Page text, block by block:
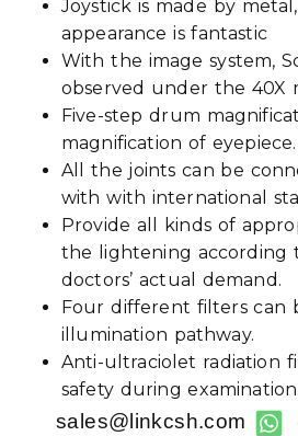
Joystick is made by
appearance is fantastic
With the image system,
observed under the 40X
Five-step drum
magnification of eyepiece.
All the joints can be
with with international
Provide all kinds of
the lightening according
doctors’ actual demand.
Four different filters can
illumination pathway.
Anti-ultraciolet radiation
safety during examination.
sales@linkcsh.com